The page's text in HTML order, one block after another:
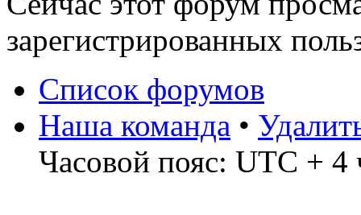
зарегистрированных
Список форумов
Наша команда •
Часовой пояс: UTC + 4